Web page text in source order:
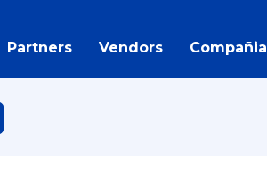
Partners Vendors Compañia